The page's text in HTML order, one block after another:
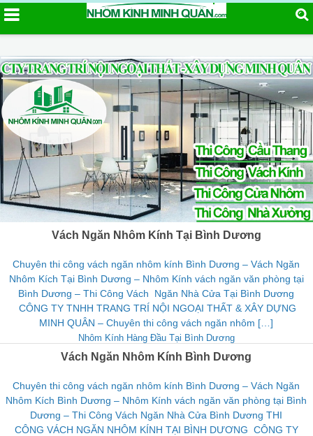
Vách Ngăn Nhôm Kính Tại Bình Dương
Chuyên thi công vách ngăn nhôm kính Bình Dương – Vách Ngăn
Nhôm Kích Tại Bình Dương – Nhôm Kính vách ngăn văn phòng tại
Bình Dương – Thi Công Vách Ngăn Nhà Cửa Tại Bình Dương
CÔNG TY TNHH TRANG TRÍ NỘI NGOẠI THẤT & XÂY DỰNG
MINH QUÂN – Chuyên thi công vách ngăn nhôm […]
Nhôm Kính Hàng Đầu Tại Bình Dương
Vách Ngăn Nhôm Kính Bình Dương
Chuyên thi công vách ngăn nhôm kính Bình Dương – Vách Ngăn
Nhôm Kích Bình Dương – Nhôm Kính vách ngăn văn phòng tại Bình
Dương – Thi Công Vách Ngăn Nhà Cửa Bình Dương THI
CÔNG VÁCH NGĂN NHÔM KÍNH TẠI BÌNH DƯƠNG CÔNG TY